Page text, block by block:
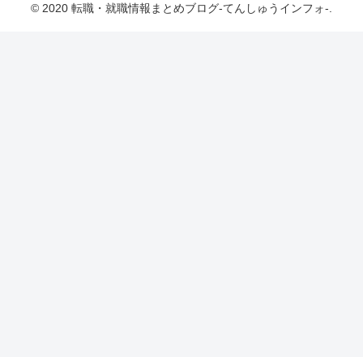
© 2020 転職・就職情報まとめブログ-てんしゅうインフォ-.